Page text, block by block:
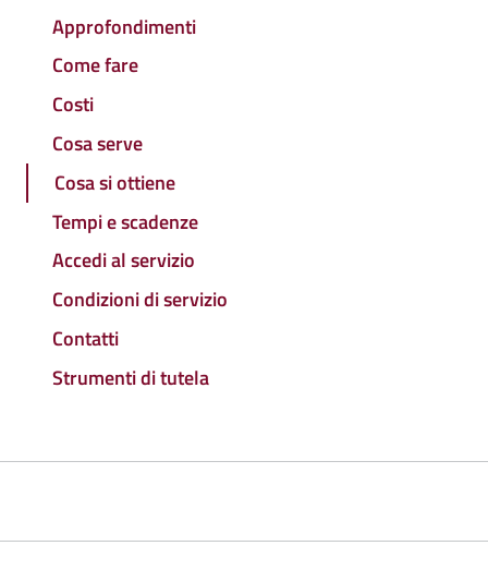
Approfondimenti
Come fare
Costi
Cosa serve
Cosa si ottiene
Tempi e scadenze
Accedi al servizio
Condizioni di servizio
Contatti
Strumenti di tutela